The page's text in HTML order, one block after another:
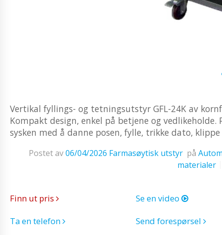
Vertikal fyllings- og tetningsutstyr GFL-24K av
Kompakt design, enkel på betjene og
sysken med å danne posen, fylle, trikke dato,
Postet av06/04/2026 Farmasøytisk utstyr på
materialer
Finn ut pris
Se en video
Ta en telefon
Send forespørsel